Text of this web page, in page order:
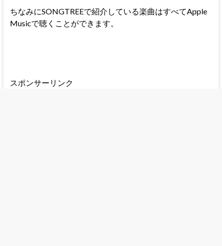
ちなみにSONGTREEで紹介している楽曲はすべてApple
Musicで聴くことができます。
スポンサーリンク